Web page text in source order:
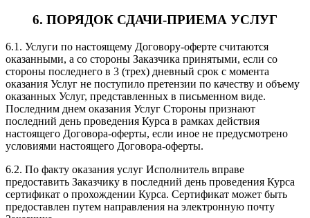
6. ПОРЯДОК СДАЧИ-ПРИЕМА УСЛУГ
6.1. Услуги по настоящему Договору-оферте считаются
оказанными, а со стороны Заказчика принятыми, если со
стороны последнего в 3 (трех) дневный срок с момента
оказания Услуг не поступило претензии по качеству и объему
оказанных Услуг, представленных в письменном виде.
Последним днем оказания Услуг Стороны признают
последний день проведения Курса в рамках действия
настоящего Договора-оферты, если иное не предусмотрено
условиями настоящего Договора-оферты.
6.2. По факту оказания услуг Исполнитель вправе
предоставить Заказчику в последний день проведения Курса
сертификат о прохождении Курса. Сертификат может быть
предоставлен путем направления на электронную почту